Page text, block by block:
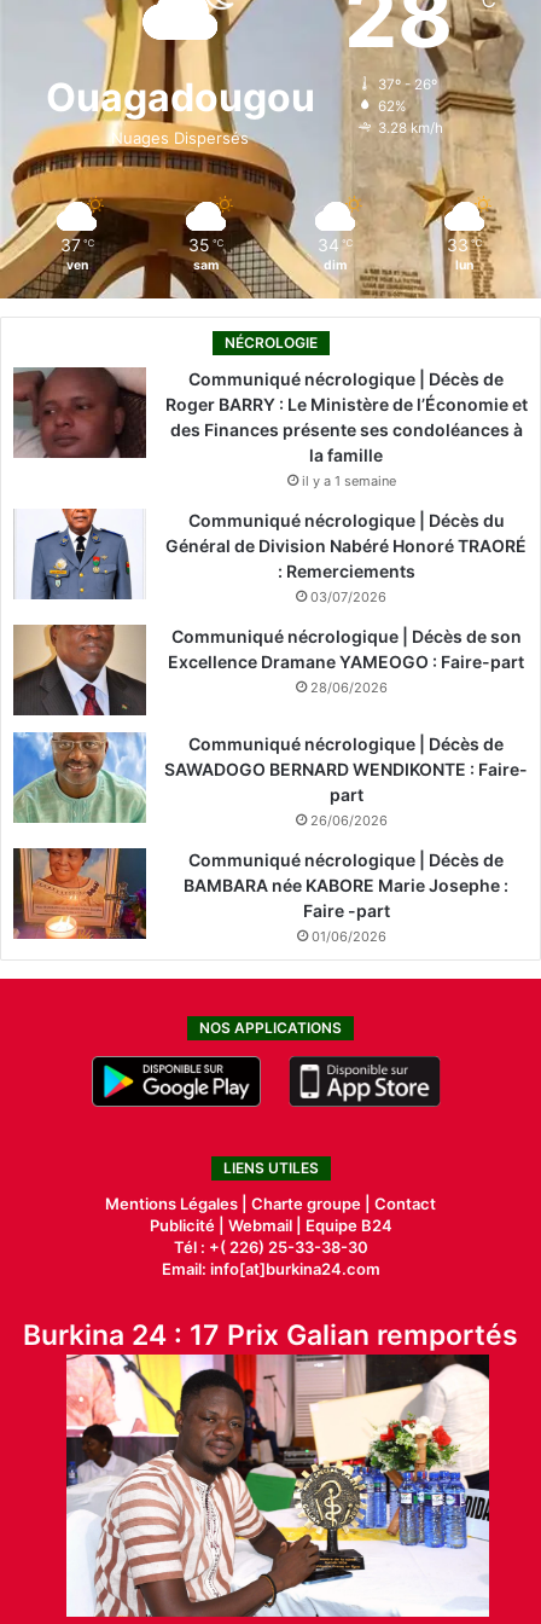
b
o
k
i
n
a
g
r
o
k
Ouagadougou
Nuages Dispersés
37º - 26º
62%
3.28 km/h
37 ℃
ven
35 ℃
sam
34 ℃
dim
33 ℃
lun
NÉCROLOGIE
Communiqué nécrologique | Décès de
Roger BARRY : Le Ministère de l’Économie et
des Finances présente ses condoléances à
la famille
il y a 1 semaine
Communiqué nécrologique | Décès du
Général de Division Nabéré Honoré TRAORÉ
: Remerciements
03/07/2026
Communiqué nécrologique | Décès de son
Excellence Dramane YAMEOGO : Faire-part
28/06/2026
Communiqué nécrologique | Décès de
SAWADOGO BERNARD WENDIKONTE : Faire-
part
26/06/2026
Communiqué nécrologique | Décès de
BAMBARA née KABORE Marie Josephe :
Faire -part
01/06/2026
NOS APPLICATIONS
LIENS UTILES
Mentions Légales | Charte groupe | Contact
Publicité| Webmail |
Equipe B24
Tél : +( 226) 25-33-38-30
Email: info[at]burkina24.com
Burkina 24 : 17 Prix Galian remportés